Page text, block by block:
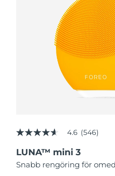
4.6
5
stjärnor,
genomsnittligt
4.6 (546)
LUNA™ mini 3
Snabb rengöring för